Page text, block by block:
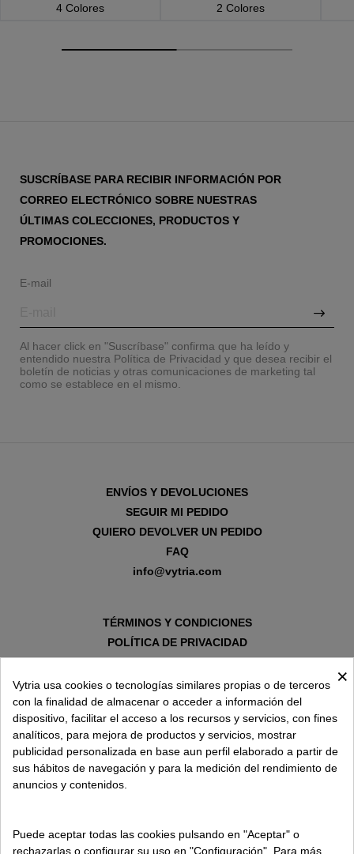
4 Colores
2 Colores
SUSCRÍBASE PARA RECIBIR INFORMACIÓN POR
CORREO ELECTRÓNICO SOBRE NUESTRAS
ÚLTIMAS COLECCIONES, PRODUCTOS Y
PROMOCIONES.
E-mail
Al hacer click en "Suscríbase" confirma que ha leído y
entendido nuestra Política de Privacidad y que desea recibir el
boletín de noticias y otras comunicaciones de marketing tal
como se establece en el mismo.
ENVÍOS Y DEVOLUCIONES
SEGUIR MI PEDIDO
QUIERO DEVOLVER UN PEDIDO
FAQ
info@vytria.com
TÉRMINOS Y CONDICIONES
POLÍTICA DE PRIVACIDAD
AVISO LEGAL
POLÍTICA DE COOKIES
SOBRE VYTRIA
×
Vytria usa cookies o tecnologías similares propias o de terceros
con la finalidad de almacenar o acceder a información del
dispositivo, facilitar el acceso a los recursos y servicios, con fines
analíticos, para mejora de productos y servicios, mostrar
publicidad personalizada en base aun perfil elaborado a partir de
sus hábitos de navegación y para la medición del rendimiento de
anuncios y contenidos.
Puede aceptar todas las cookies pulsando en "Aceptar" o
rechazarlas o configurar su uso en "Configuración". Para más